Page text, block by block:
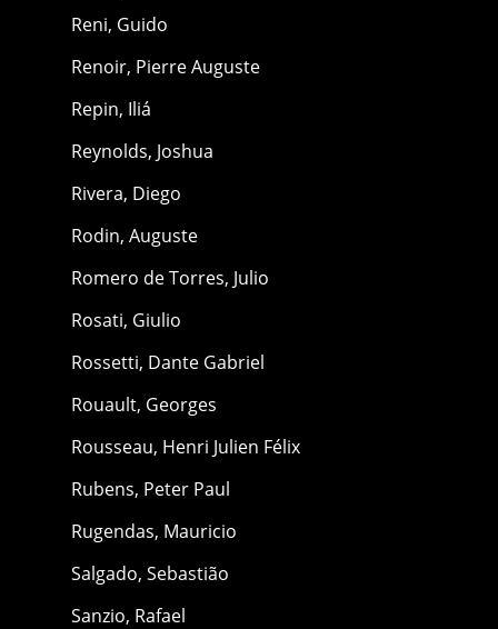
Reni, Guido
Renoir, Pierre Auguste
Repin, Iliá
Reynolds, Joshua
Rivera, Diego
Rodin, Auguste
Romero de Torres, Julio
Rosati, Giulio
Rossetti, Dante Gabriel
Rouault, Georges
Rousseau, Henri Julien Félix
Rubens, Peter Paul
Rugendas, Mauricio
Salgado, Sebastião
Sanzio, Rafael